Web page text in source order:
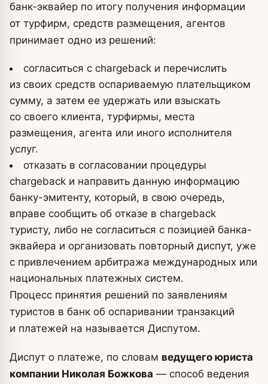
банк-эквайер по итогу получения информации
от турфирм, средств размещения, агентов
принимает одно из решений:
согласиться с chargeback и перечислить
из своих средств оспариваемую плательщиком
сумму, а затем ее удержать или взыскать
со своего клиента, турфирмы, места
размещения, агента или иного исполнителя
услуг.
отказать в согласовании процедуры
chargeback и направить данную информацию
банку-эмитенту, который, в свою очередь,
вправе сообщить об отказе в chargeback
туристу, либо не согласиться с позицией банка-
эквайера и организовать повторный диспут, уже
с привлечением арбитража международных или
национальных платежных систем.
Процесс принятия решений по заявлениям
туристов в банк об оспаривании транзакций
и платежей на называется Диспутом.
Диспут о платеже, по словам ведущего юриста
компании Николая Божкова — способ ведения